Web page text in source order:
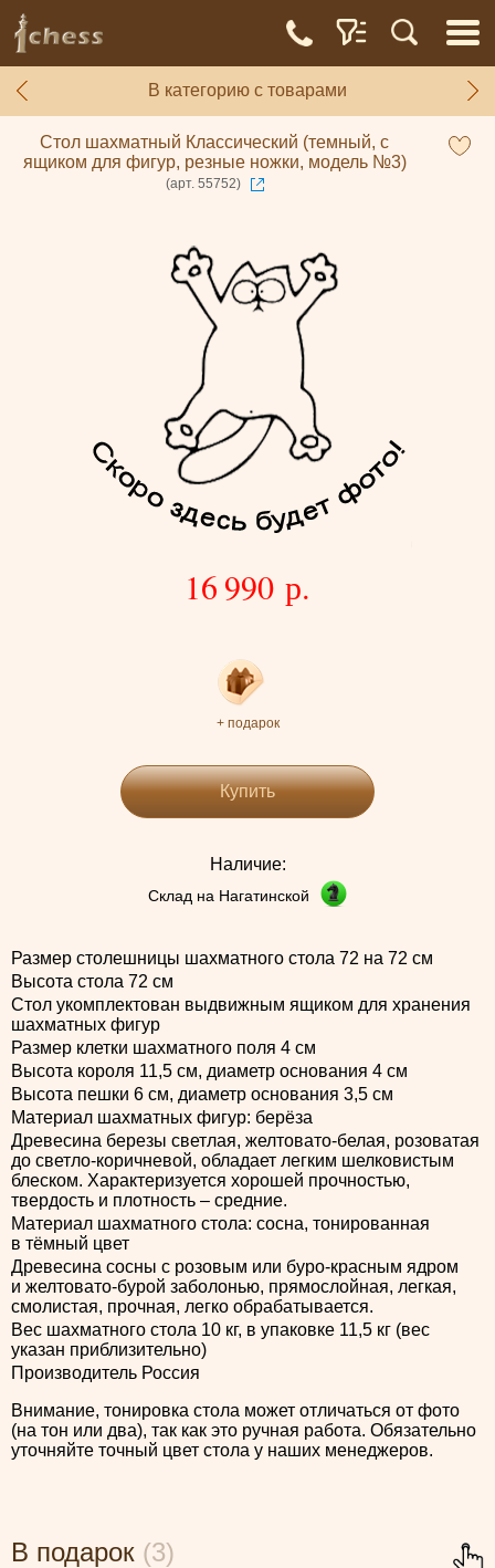
В категорию с товарами
Стол шахматный Классический (темный, с
ящиком для фигур, резные ножки, модель №3)
(арт. 55752)
16 990 р.
+ подарок
Купить
Наличие:
Склад на Нагатинской
Размер столешницы шахматного стола 72 на 72 см
Высота стола 72 см
Стол укомплектован выдвижным ящиком для хранения
шахматных фигур
Размер клетки шахматного поля 4 см
Высота короля 11,5 см, диаметр основания 4 см
Высота пешки 6 см, диаметр основания 3,5 см
Материал шахматных фигур: берёза
Древесина березы светлая, желтовато-белая, розоватая
до светло-коричневой, обладает легким шелковистым
блеском. Характеризуется хорошей прочностью,
твердость и плотность – средние.
Материал шахматного стола: сосна, тонированная
в тёмный цвет
Древесина сосны с розовым или буро-красным ядром
и желтовато-бурой заболонью, прямослойная, легкая,
смолистая, прочная, легко обрабатывается.
Вес шахматного стола 10 кг, в упаковке 11,5 кг (вес
указан приблизительно)
Производитель Россия
Внимание, тонировка стола может отличаться от фото
(на тон или два), так как это ручная работа. Обязательно
уточняйте точный цвет стола у наших менеджеров.
В подарок (3)